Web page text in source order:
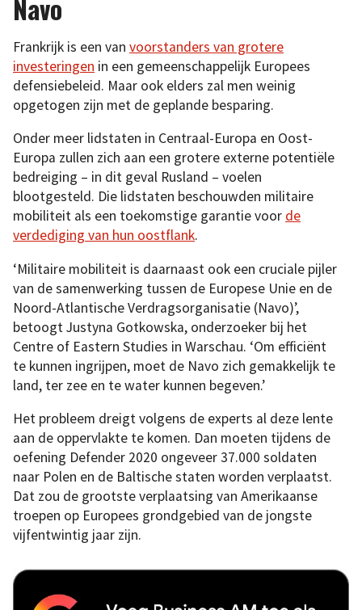
Navo
Frankrijk is een van voorstanders van grotere
investeringen in een gemeenschappelijk Europees
defensiebeleid. Maar ook elders zal men weinig
opgetogen zijn met de geplande besparing.
Onder meer lidstaten in Centraal-Europa en Oost-
Europa zullen zich aan een grotere externe potentiële
bedreiging – in dit geval Rusland – voelen
blootgesteld. Die lidstaten beschouwden militaire
mobiliteit als een toekomstige garantie voor de
verdediging van hun oostflank.
‘Militaire mobiliteit is daarnaast ook een cruciale pijler
van de samenwerking tussen de Europese Unie en de
Noord-Atlantische Verdragsorganisatie (Navo)’,
betoogt Justyna Gotkowska, onderzoeker bij het
Centre of Eastern Studies in Warschau. ‘Om efficiënt
te kunnen ingrijpen, moet de Navo zich gemakkelijk te
land, ter zee en te water kunnen begeven.’
Het probleem dreigt volgens de experts al deze lente
aan de oppervlakte te komen. Dan moeten tijdens de
oefening Defender 2020 ongeveer 37.000 soldaten
naar Polen en de Baltische staten worden verplaatst.
Dat zou de grootste verplaatsing van Amerikaanse
troepen op Europees grondgebied van de jongste
vijfentwintig jaar zijn.